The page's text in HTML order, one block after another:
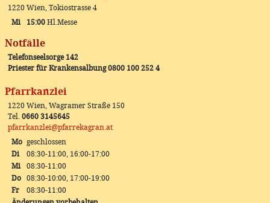
1220 Wien, Tokiostrasse 4
Mi
15:00 Hl.Messe
Notfälle
Telefonseelsorge 142
Priester für Krankensalbung 0800 100 252 4
Pfarrkanzlei
1220 Wien, Wagramer Straße 150
Tel. 0660 3145645
pfarrkanzlei@pfarrekagran.at
Mo geschlossen
Di
08:30-11:00, 16:00-17:00
Mi
08:30-11:00
Do
08:30-10:00, 17:00-19:00
Fr
08:30-11:00